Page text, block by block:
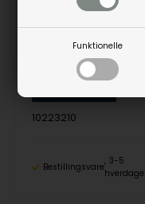
Funktionelle
Støvring Design
DKR
10223210
Bestillingsvare
3-5
hverdage